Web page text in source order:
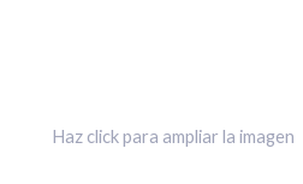
Haz click para ampliar la imagen